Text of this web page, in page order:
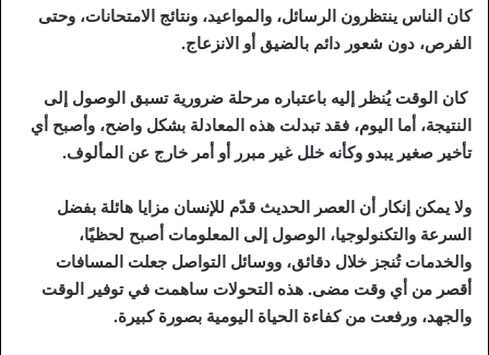
كان الناس ينتظرون الرسائل، والمواعيد، ونتائج الامتحانات، وحتى
الفرص، دون شعور دائم بالضيق أو الانزعاج.
كان الوقت يُنظر إليه باعتباره مرحلة ضرورية تسبق الوصول إلى
النتيجة، أما اليوم، فقد تبدلت هذه المعادلة بشكل واضح، وأصبح أي
تأخير صغير يبدو وكأنه خلل غير مبرر أو أمر خارج عن المألوف.
ولا يمكن إنكار أن العصر الحديث قدّم للإنسان مزايا هائلة بفضل
السرعة والتكنولوجيا، الوصول إلى المعلومات أصبح لحظيًا،
والخدمات تُنجز خلال دقائق، ووسائل التواصل جعلت المسافات
أقصر من أي وقت مضى. هذه التحولات ساهمت في توفير الوقت
والجهد، ورفعت من كفاءة الحياة اليومية بصورة كبيرة.